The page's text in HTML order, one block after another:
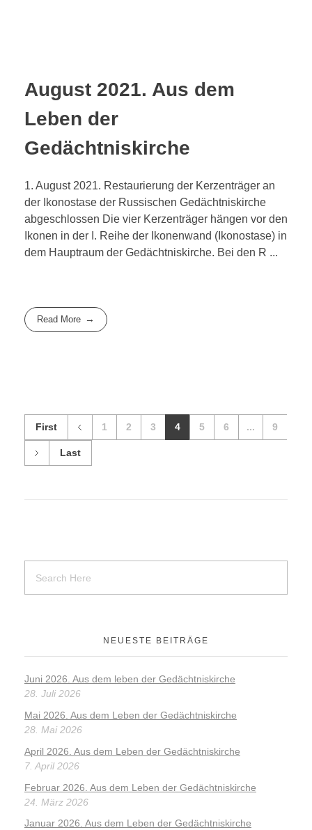
August 2021. Aus dem
Leben der
Gedächtniskirche
1. August 2021. Restaurierung der Kerzenträger an
der Ikonostase der Russischen Gedächtniskirche
abgeschlossen Die vier Kerzenträger hängen vor den
Ikonen in der I. Reihe der Ikonenwand (Ikonostase) in
dem Hauptraum der Gedächtniskirche. Bei den R ...
Read More
First 1 2 3 4 5 6 ... 9
Last
NEUESTE BEITRÄGE
Juni 2026. Aus dem leben der Gedächtniskirche
28. Juli 2026
Mai 2026. Aus dem Leben der Gedächtniskirche
28. Mai 2026
April 2026. Aus dem Leben der Gedächtniskirche
7. April 2026
Februar 2026. Aus dem Leben der Gedächtniskirche
24. März 2026
Januar 2026. Aus dem Leben der Gedächtniskirche